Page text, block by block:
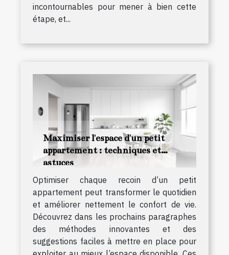
incontournables pour mener à bien cette
étape, et...
Maximiser l'espace d'un petit
appartement : techniques et
astuces
Optimiser chaque recoin d’un petit
appartement peut transformer le quotidien
et améliorer nettement le confort de vie.
Découvrez dans les prochains paragraphes
des méthodes innovantes et des
suggestions faciles à mettre en place pour